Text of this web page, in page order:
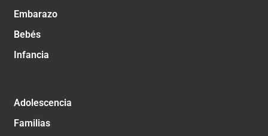
Embarazo
Bebés
Infancia
Adolescencia
Familias